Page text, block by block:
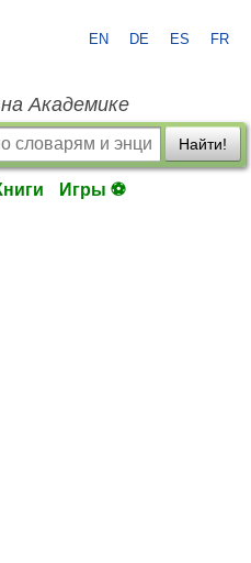
EN DE ES FR
Академике
Найти!
Игры ⚽